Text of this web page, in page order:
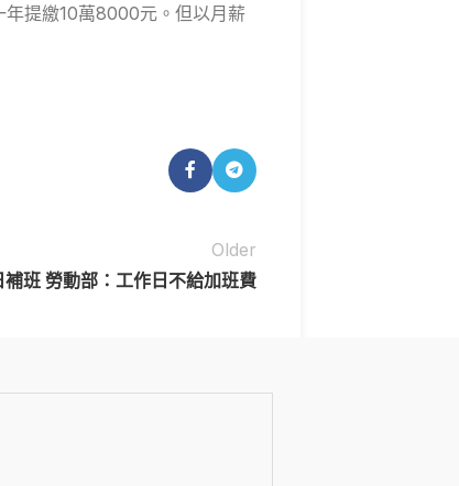
提繳10萬8000元。但以月薪
Older
補班 勞動部：工作日不給加班費